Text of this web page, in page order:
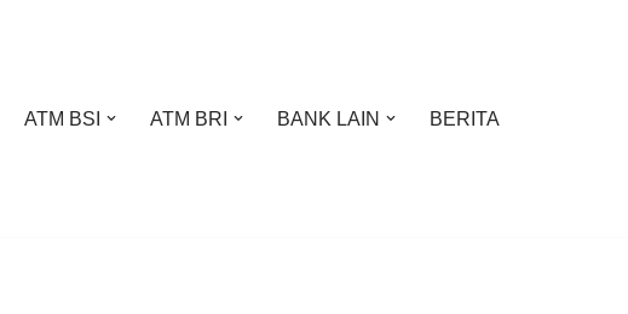
ATM BSI ATM BRI BANK LAIN BERITA